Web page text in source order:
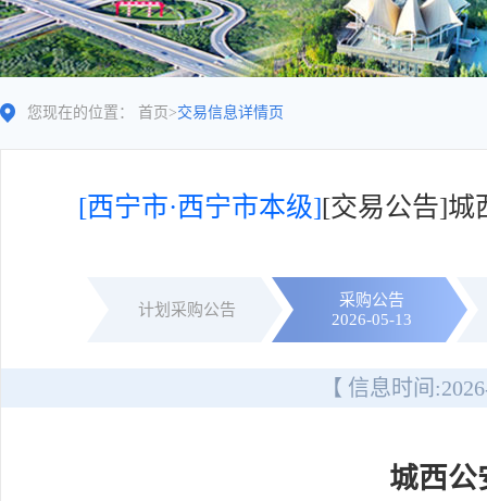
您现在的位置： 首页 >交易信息详情页
[西宁市·西宁市本级][交易公告]城
计划采购公告
采购公告
2026-05-13
【 信息时间:
城西公